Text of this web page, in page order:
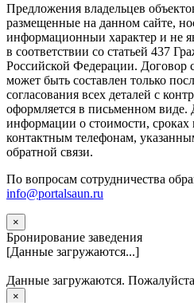
Предложения владельцев
размещенные на данном сайте,
информационныи характер и не
в соответствии со статьей 437
Российской Федерации. Договор
может быть составлен только
согласования всех деталей с
оформляется в письменном виде.
информации о стоимости, сроках
контактным телефонам,
обратной связи.
По вопросам сотрудничества
info@portalsaun.ru
×
Бронирование заведения
[Данные загружаются...]
Данные загружаются.
×